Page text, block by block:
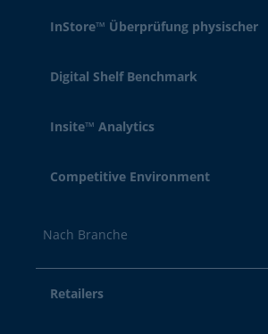
InStore™ Überprüfung physischer
Digital Shelf Benchmark
Insite™ Analytics
Competitive Environment
Nach Branche
Retailers